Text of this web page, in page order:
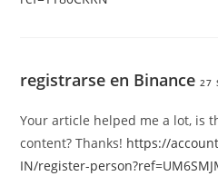
registrarse en Binance 27
Your article helped me a lot, is
content? Thanks! https://
IN/register-